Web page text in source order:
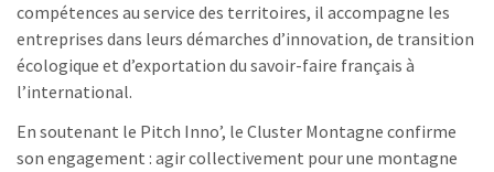
compétences au service des territoires, il accompagne les
entreprises dans leurs démarches d’innovation, de transition
écologique et d’exportation du savoir-faire français à
l’international.
En soutenant le Pitch Inno’, le Cluster Montagne confirme
son engagement : agir collectivement pour une montagne